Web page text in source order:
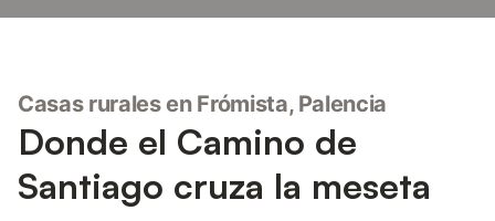
Casas rurales en Frómista, Palencia
Donde el Camino de
Santiago cruza la meseta